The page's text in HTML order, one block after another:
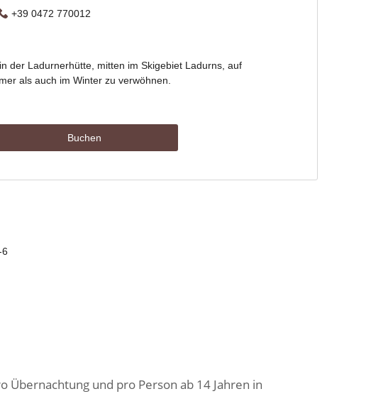
Übernachtung und pro Person ab 14 Jahren in